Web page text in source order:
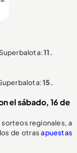
11.
15.
el sábado, 16 de
sorteos regionales, a
de otrasapuestas